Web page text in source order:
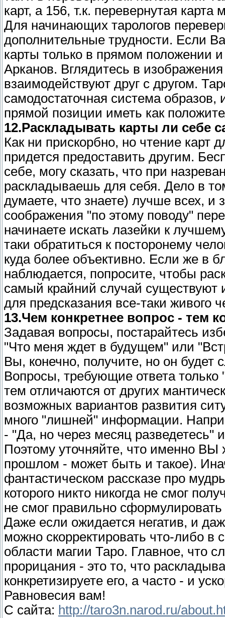
карт, а 156, т.к. перевернутая
Для начинающих тарологов
дополнительные трудности. Если
карты только в прямом положении
Арканов. Вглядитесь в
взаимодействуют друг с другом.
самодостаточная система образов,
прямой позиции иметь как
12.Раскладывать карты ли себе
Как ни прискорбно, но чтение
придется предоставить другим.
себе, могу сказать, что при
раскладываешь для себя. Дело в
думаете, что знаете) лучше всех, и
соображения "по этому поводу"
начинаете искать лазейки к
таки обратиться к посторонему
куда более объективно. Если же в
наблюдается, попросите, чтобы
самый крайний случай существуют
для предсказания все-таки живого
13.Чем конкретнее вопрос - тем
Задавая вопросы, постарайтесь
"Что меня ждет в будущем" или
Вы, конечно, получите, но он
Вопросы, требующие ответа
тем отличаются от других
возможных вариантов развития
много "лишней" информации.
- "Да, но через месяц
Поэтому уточняйте, что именно ВЫ
прошлом - может быть и такое).
фантастическом рассказе про
которого никто никогда не смог
не смог правильно сформулировать
Даже если ожидается негатив, и
можно скорректировать что-либо в
области магии Таро. Главное, что
прорицания - это то, что
конкретизируете его, а часто - и
Равновесия вам!
С сайта: http://taro3n.narod.ru/